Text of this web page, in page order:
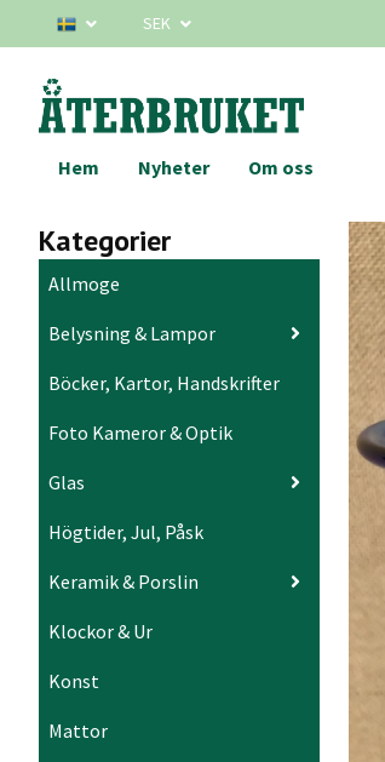
SEK
Hem Nyheter Om oss
Kategorier
Allmoge
Belysning & Lampor
Böcker, Kartor, Handskrifter
Foto Kameror & Optik
Glas
Högtider, Jul, Påsk
Keramik & Porslin
Klockor & Ur
Konst
Mattor